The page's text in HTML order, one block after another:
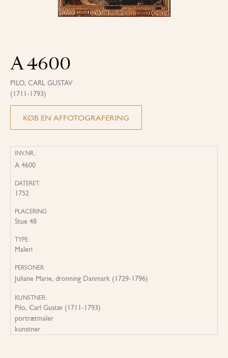
A 4600
PILO, CARL GUSTAV
(1711-1793)
KØB EN AFFOTOGRAFERING
INV.NR.:
A 4600
DATERET:
1752
PLACERING
Stue 48
TYPE:
Maleri
PERSONER:
Juliane Marie, dronning Danmark (1729-1796)
KUNSTNER:
Pilo, Carl Gustav (1711-1793)
portrætmaler
kunstner